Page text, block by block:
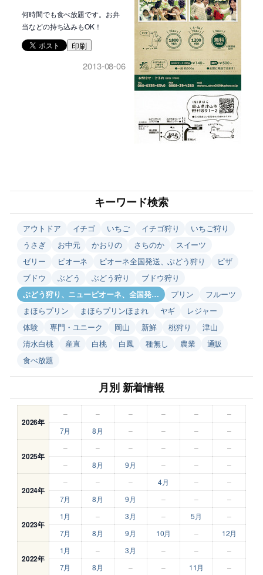
何時間でも食べ放題です。お弁
当などの持ち込みもOK！
印刷
2013-08-06
キーワード検索
アウトドア イチゴ いちご イチゴ狩り
いちご狩り
うさぎ
お中元 かおりの さちのか
スイーツ
ゼリー
ピオーネ ピオーネ全国発送、ぶどう狩り
ピザ
ブドウ
ぶどう ぶどう狩り
ブドウ狩り
ぶどう狩り、ニューピオーネ、全国発…
プリン
フルーツ
まほらプリン
まほらプリンほまれ ヤギ
レジャー
体験
専門・ユニーク 岡山 新鮮 桃狩り
津山
清水白桃
産直 白桃 白鳳 種無し 農業
通販
食べ放題
月別 新着情報
2026年
– – – – –
–
7月
8月 – – – –
2025年
– – – – –
–
–
8月 9月 – – –
2024年
– – – 4月 –
–
7月
8月 9月 – – –
2023年
1月 – 3月 – 5月
–
7月
8月 9月 10月 – 12月
2022年
1月 – 3月 – –
–
7月
8月 – – 11月 –